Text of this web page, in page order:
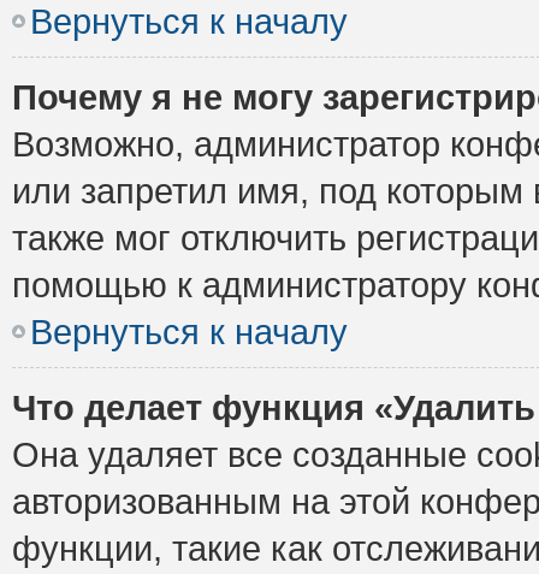
Вернуться к началу
Почему я не могу
Возможно, администратор
или запретил имя, под которым
также мог отключить
помощью к администратору
Вернуться к началу
Что делает функция
Она удаляет все созданные
авторизованным на этой
функции, такие как